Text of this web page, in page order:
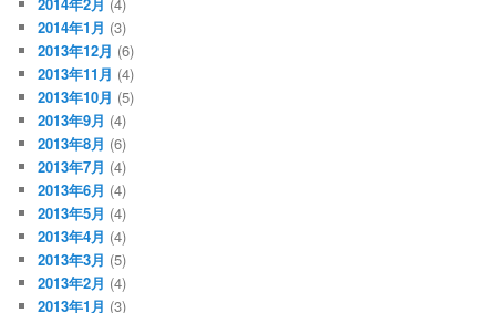
2014年1月 (3)
2013年12月 (6)
2013年11月 (4)
2013年10月 (5)
2013年9月 (4)
2013年8月 (6)
2013年7月 (4)
2013年6月 (4)
2013年5月 (4)
2013年4月 (4)
2013年3月 (5)
2013年2月 (4)
2013年1月 (3)